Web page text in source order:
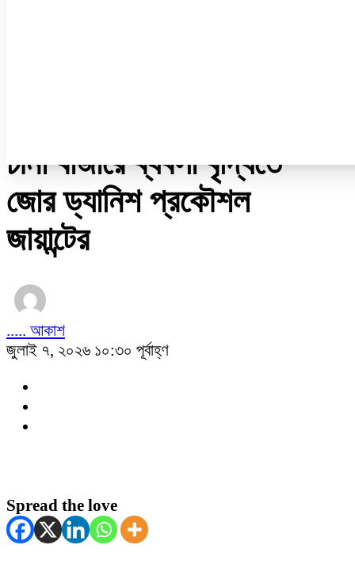
চীনা বাজারে ব্যবসা বৃদ্ধিতে
জোর ড্যানিশ প্রকৌশল
জায়ান্টের
..... আকাশ
জুলাই ৭, ২০২৬ ১০:৩০ পূর্বাহ্ণ
Spread the love